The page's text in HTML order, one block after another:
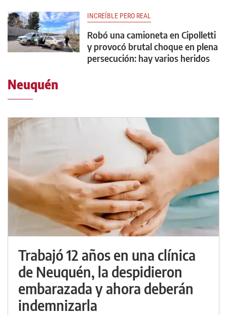
INCREÍBLE PERO REAL
Robó una camioneta en Cipolletti
y provocó brutal choque en plena
persecución: hay varios heridos
Neuquén
Trabajó 12 años en una clínica
de Neuquén, la despidieron
embarazada y ahora deberán
indemnizarla